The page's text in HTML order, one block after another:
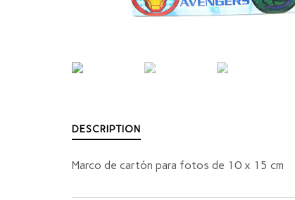
DESCRIPTION
Marco de cartón para fotos de 10 x 15 cm